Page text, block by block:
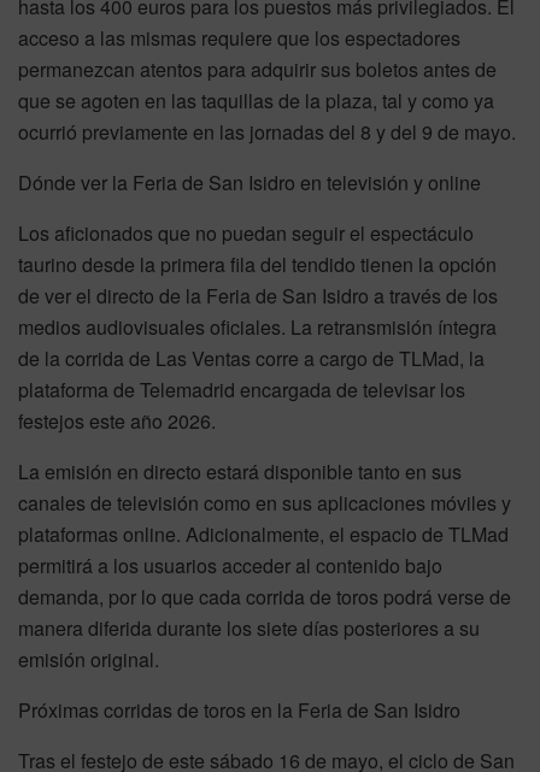
hasta los 400 euros para los puestos más privilegiados. El
acceso a las mismas requiere que los espectadores
permanezcan atentos para adquirir sus boletos antes de
que se agoten en las taquillas de la plaza, tal y como ya
ocurrió previamente en las jornadas del 8 y del 9 de mayo.
Dónde ver la Feria de San Isidro en televisión y online
Los aficionados que no puedan seguir el espectáculo
taurino desde la primera fila del tendido tienen la opción
de ver el directo de la Feria de San Isidro a través de los
medios audiovisuales oficiales. La retransmisión íntegra
de la corrida de Las Ventas corre a cargo de TLMad, la
plataforma de Telemadrid encargada de televisar los
festejos este año 2026.
La emisión en directo estará disponible tanto en sus
canales de televisión como en sus aplicaciones móviles y
plataformas online. Adicionalmente, el espacio de TLMad
permitirá a los usuarios acceder al contenido bajo
demanda, por lo que cada corrida de toros podrá verse de
manera diferida durante los siete días posteriores a su
emisión original.
Próximas corridas de toros en la Feria de San Isidro
Tras el festejo de este sábado 16 de mayo, el ciclo de San